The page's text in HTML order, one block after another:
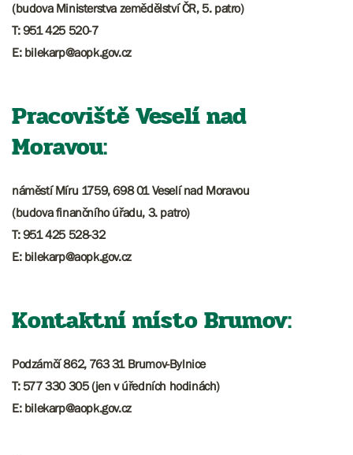
(budova Ministerstva zemědělství ČR, 5. patro)
T: 951 425 520-7
E: bilekarp@aopk.gov.cz
Pracoviště Veselí nad
Moravou:
náměstí Míru 1759, 698 01 Veselí nad Moravou
(budova finančního úřadu, 3. patro)
T: 951 425 528-32
E: bilekarp@aopk.gov.cz
Kontaktní místo Brumov:
Podzámčí 862, 763 31 Brumov-Bylnice
T: 577 330 305 (jen v úředních hodinách)
E: bilekarp@aopk.gov.cz